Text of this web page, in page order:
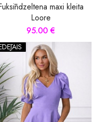
maxi kleita
Loore
95.00 €